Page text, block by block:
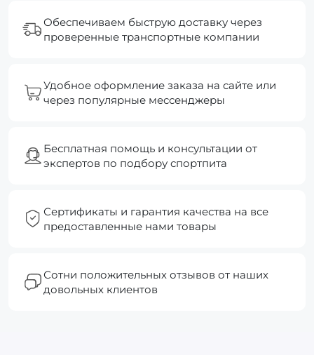
Обеспечиваем быструю доставку через
проверенные транспортные компании
Удобное оформление заказа на сайте или
через популярные мессенджеры
Бесплатная помощь и консультации от
экспертов по подбору спортпита
Сертификаты и гарантия качества на все
предоставленные нами товары
Сотни положительных отзывов от наших
довольных клиентов